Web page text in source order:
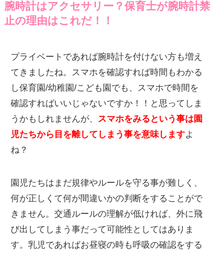
腕時計はアクセサリー？保育士が腕時計禁
止の理由はこれだ！！
プライベートであれば腕時計を付けない方も増え
てきましたね。スマホを確認すれば時間もわかる
し保育園/幼稚園/こども園でも、スマホで時間を
確認すればいいじゃないですか！！と思ってしま
うかもしれませんが、 スマホをみるという事は園
児たちから目を離してしまう事を意味しますよ
ね？
園児たちはまだ規律やルールを守る事が難しく、
何が正しくて何が間違いかの判断をすることがで
きません。交通ルールの理解が低ければ、外に飛
び出してしまう事だって可能性としてはありま
す。乳児であればお昼寝の時も呼吸の確認をする